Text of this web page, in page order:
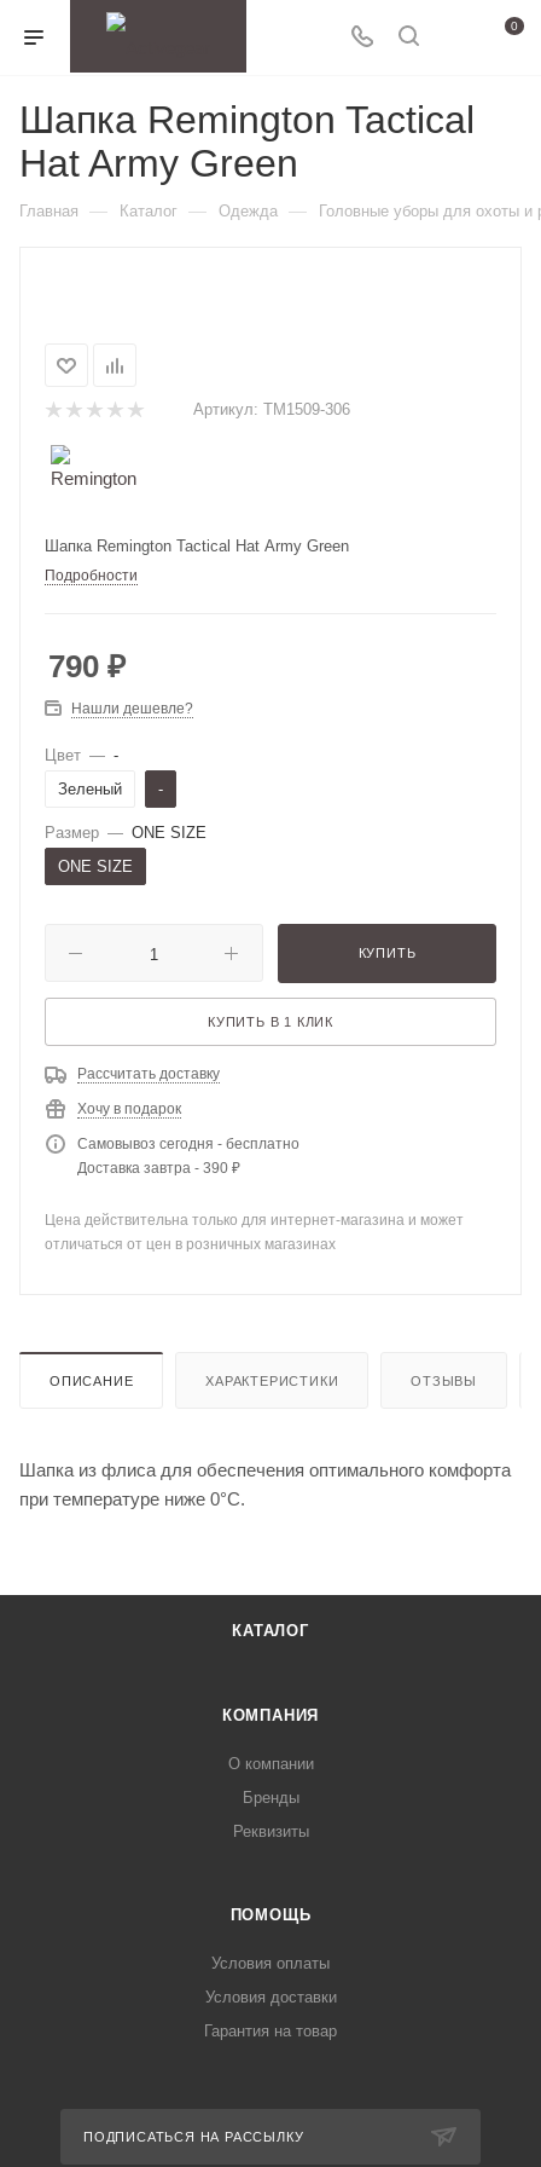
0
Шапка Remington Tactical
Hat Army Green
Главная — Каталог — Одежда — Головные уборы для охоты и
Артикул: TM1509-306
Шапка Remington Tactical Hat Army Green
Подробности
790 ₽
Нашли дешевле?
Цвет — -
Зеленый
-
Размер — ONE SIZE
ONE SIZE
КУПИТЬ
КУПИТЬ В 1 КЛИК
Рассчитать доставку
Хочу в подарок
Самовывоз сегодня - бесплатно
Доставка завтра - 390 ₽
Цена действительна только для интернет-магазина и может
отличаться от цен в розничных магазинах
ОПИСАНИЕ ХАРАКТЕРИСТИКИ ОТЗЫВЫ
Шапка из флиса для обеспечения оптимального комфорта
при температуре ниже 0°C.
КАТАЛОГ
КОМПАНИЯ
О компании
Бренды
Реквизиты
ПОМОЩЬ
Условия оплаты
Условия доставки
Гарантия на товар
ПОДПИСАТЬСЯ НА РАССЫЛКУ